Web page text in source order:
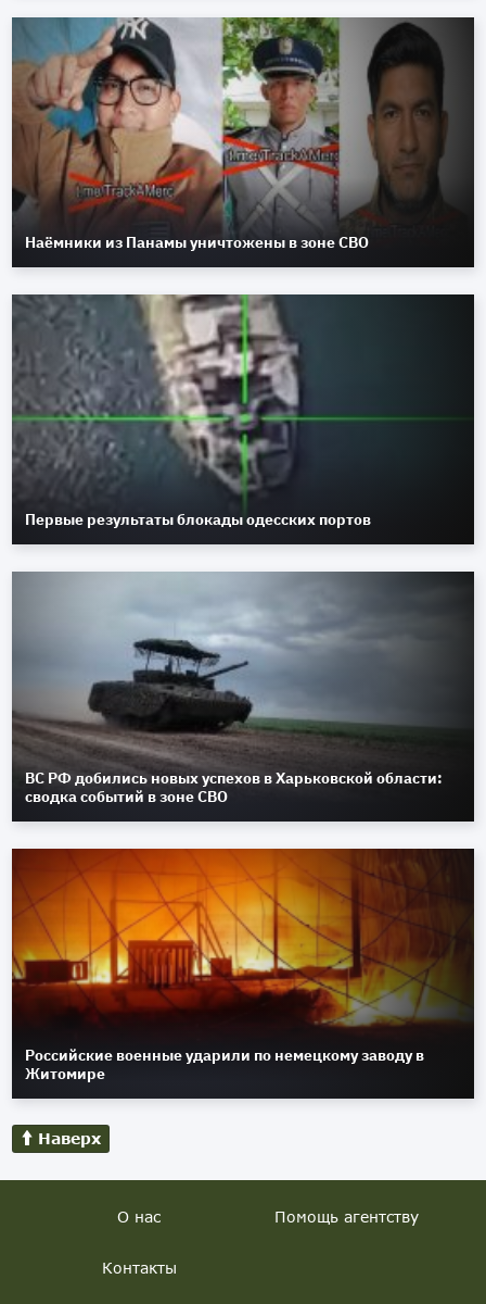
Наёмники из Панамы уничтожены в зоне СВО
Первые результаты блокады одесских портов
ВС РФ добились новых успехов в Харьковской области:
сводка событий в зоне СВО
Российские военные ударили по немецкому заводу в
Житомире
Наверх
О нас Помощь агентству
Контакты